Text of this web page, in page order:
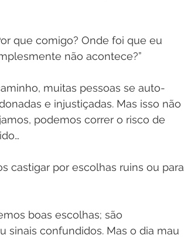
que comigo? Onde foi que eu
não acontece?”
muitas pessoas se auto-
e injustiçadas. Mas isso não
podemos correr o risco de
castigar por escolhas ruins ou para
boas escolhas; são
sinais confundidos. Mas o dia mau